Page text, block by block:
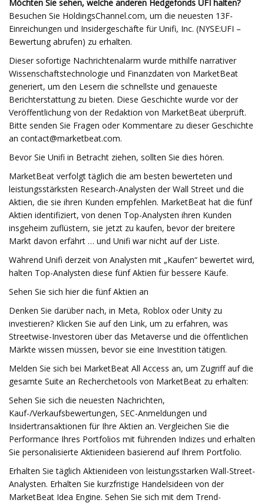
Möchten Sie sehen, welche anderen Hedgefonds UFI halten?
Besuchen Sie HoldingsChannel.com, um die neuesten 13F-
Einreichungen und Insidergeschäfte für Unifi, Inc. (NYSE:UFI –
Bewertung abrufen) zu erhalten.
Dieser sofortige Nachrichtenalarm wurde mithilfe narrativer
Wissenschaftstechnologie und Finanzdaten von MarketBeat
generiert, um den Lesern die schnellste und genaueste
Berichterstattung zu bieten. Diese Geschichte wurde vor der
Veröffentlichung von der Redaktion von MarketBeat überprüft.
Bitte senden Sie Fragen oder Kommentare zu dieser Geschichte
an contact@marketbeat.com.
Bevor Sie Unifi in Betracht ziehen, sollten Sie dies hören.
MarketBeat verfolgt täglich die am besten bewerteten und
leistungsstärksten Research-Analysten der Wall Street und die
Aktien, die sie ihren Kunden empfehlen. MarketBeat hat die fünf
Aktien identifiziert, von denen Top-Analysten ihren Kunden
insgeheim zuflüstern, sie jetzt zu kaufen, bevor der breitere
Markt davon erfährt … und Unifi war nicht auf der Liste.
Während Unifi derzeit von Analysten mit „Kaufen“ bewertet wird,
halten Top-Analysten diese fünf Aktien für bessere Käufe.
Sehen Sie sich hier die fünf Aktien an
Denken Sie darüber nach, in Meta, Roblox oder Unity zu
investieren? Klicken Sie auf den Link, um zu erfahren, was
Streetwise-Investoren über das Metaverse und die öffentlichen
Märkte wissen müssen, bevor sie eine Investition tätigen.
Melden Sie sich bei MarketBeat All Access an, um Zugriff auf die
gesamte Suite an Recherchetools von MarketBeat zu erhalten:
Sehen Sie sich die neuesten Nachrichten,
Kauf-/Verkaufsbewertungen, SEC-Anmeldungen und
Insidertransaktionen für Ihre Aktien an. Vergleichen Sie die
Performance Ihres Portfolios mit führenden Indizes und erhalten
Sie personalisierte Aktienideen basierend auf Ihrem Portfolio.
Erhalten Sie täglich Aktienideen von leistungsstarken Wall-Street-
Analysten. Erhalten Sie kurzfristige Handelsideen von der
MarketBeat Idea Engine. Sehen Sie sich mit dem Trend-